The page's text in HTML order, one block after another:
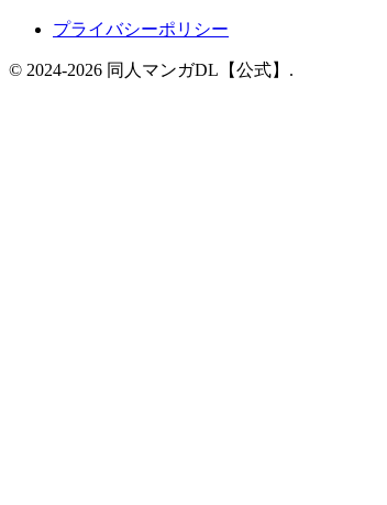
プライバシーポリシー
© 2024-2026 同人マンガDL【公式】.